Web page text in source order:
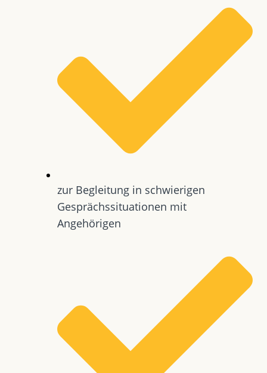
zur Begleitung in schwierigen
Gesprächssituationen mit
Angehörigen